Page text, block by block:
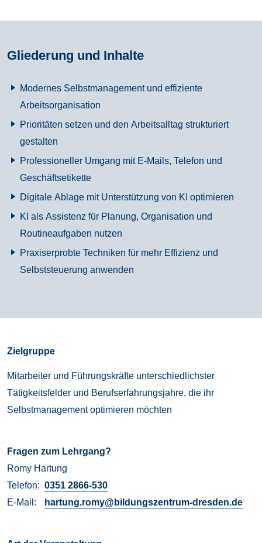
Gliederung und Inhalte
Modernes Selbstmanagement und effiziente
Arbeitsorganisation
Prioritäten setzen und den Arbeitsalltag strukturiert
gestalten
Professioneller Umgang mit E-Mails, Telefon und
Geschäftsetikette
Digitale Ablage mit Unterstützung von KI optimieren
KI als Assistenz für Planung, Organisation und
Routineaufgaben nutzen
Praxiserprobte Techniken für mehr Effizienz und
Selbststeuerung anwenden
Zielgruppe
Mitarbeiter und Führungskräfte unterschiedlichster
Tätigkeitsfelder und Berufserfahrungsjahre, die ihr
Selbstmanagement optimieren möchten
Fragen zum Lehrgang?
Romy Hartung
Telefon:
E-Mail:
0351 2866-530
hartung.romy@bildungszentrum-dresden.de